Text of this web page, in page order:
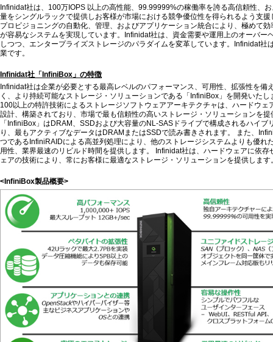
Infinidat社は、100万IOPS 以上の高性能、99.99999%の稼働率を誇る高信頼性、
量をシングルラックで提供しお客様が市場における競争優位性を得られるよう支
プロビジョニングの自動化、管理、およびアプリケーション統合により、極めて
が容易なシステムを実現しています。Infinidat社は、資金需要や運用上のオーバー
しつつ、エンタープライズストレージのパラダイムを変革しています。Infinidat社
業です。
Infinidat社「InfiniBox」の特徴
Infinidat社は企業が必要とする最高レベルのパフォーマンス、可用性、拡張性を備
く、より持続可能なストレージ・ソリューションである「InfiniBox」を開発いた
100以上の特許技術によるストレージソフトウェアアーキテクチャは、ハードウェ
設計、構築されており、市場で最も信頼性の高いストレージ・ソリューションを提
「InfiniBox」はDRAM、SSDおよび大容量のNL-SASドライブで構成されるハイブ
り、最もアクティブなデータはDRAMまたはSSDで読み書きされます。 また、
つであるInfiniRAIDによる高並列処理により、他のストレージシステムよりも優れ
用性、業界最速のリビルド時間を提供します。 Infinidat社は、ハードウェアに依存
ェアの技術により、常にお客様に最適なストレージ・ソリューションを提供します
<InfiniBox製品概要>